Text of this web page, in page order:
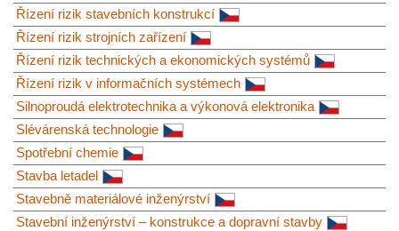
Řízení rizik stavebních konstrukcí
Řízení rizik strojních zařízení
Řízení rizik technických a ekonomických systémů
Řízení rizik v informačních systémech
Silnoproudá elektrotechnika a výkonová elektronika
Slévárenská technologie
Spotřební chemie
Stavba letadel
Stavebně materiálové inženýrství
Stavební inženýrství – konstrukce a dopravní stavby